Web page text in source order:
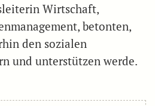
Wirtschaft,
betonten,
den sozialen
und unterstützen werde.